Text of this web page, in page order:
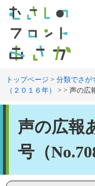
。
て
トップページ > 分類でさが
（２０１６年）
> > 声の広
声の広報
号（